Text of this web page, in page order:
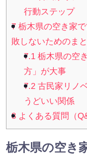
行動ステップ
7 栃木県の空き家
敗しないためのま
7.1 栃木県の空
方」が大事
7.2 古民家リノ
うどいい関係
8 よくある質問（
栃木県の空き